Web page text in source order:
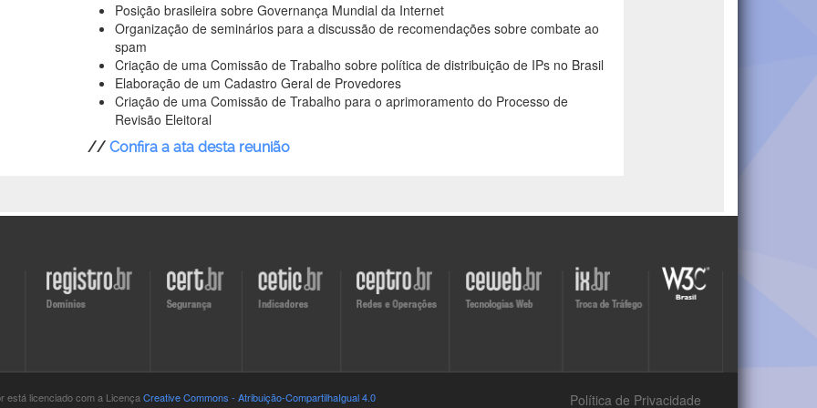
Posição brasileira sobre Governança Mundial da Internet
Organização de seminários para a discussão de recomendações sobre combate ao
spam
Criação de uma Comissão de Trabalho sobre política de distribuição de IPs no Brasil
Elaboração de um Cadastro Geral de Provedores
Criação de uma Comissão de Trabalho para o aprimoramento do Processo de
Revisão Eleitoral
// Confira a ata desta reunião
site
site
site
site
está licenciado com a LicençaCreative Commons - Atribuição-CompartilhaIgual 4.0
Política de Privacidade